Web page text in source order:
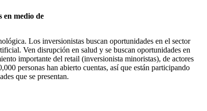
en medio de
Los inversionistas buscan oportunidades en el sector
Ven disrupción en salud y se buscan oportunidades en
importante del retail (inversionista minoristas), de actores
personas han abierto cuentas, así que están participando
que se presentan.